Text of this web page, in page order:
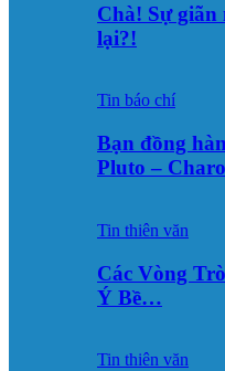
Chà! Sự giãn
lại?!
Tin báo chí
Bạn đồng
Pluto –
Tin thiên văn
Các Vòng
Ý Bề…
Tin thiên văn